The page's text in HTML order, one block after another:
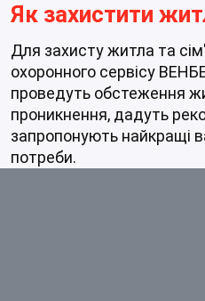
Як захистити
Для захисту житла та
охоронного сервісу
проведуть обстеження
проникнення, дадуть
запропонують найкращі
потреби.